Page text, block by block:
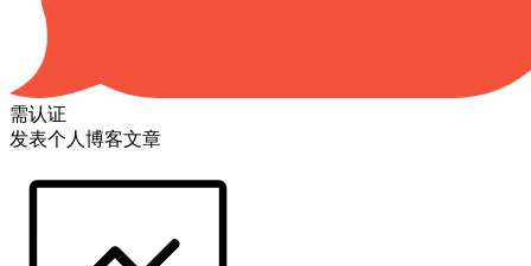
需认证
发表个人博客文章